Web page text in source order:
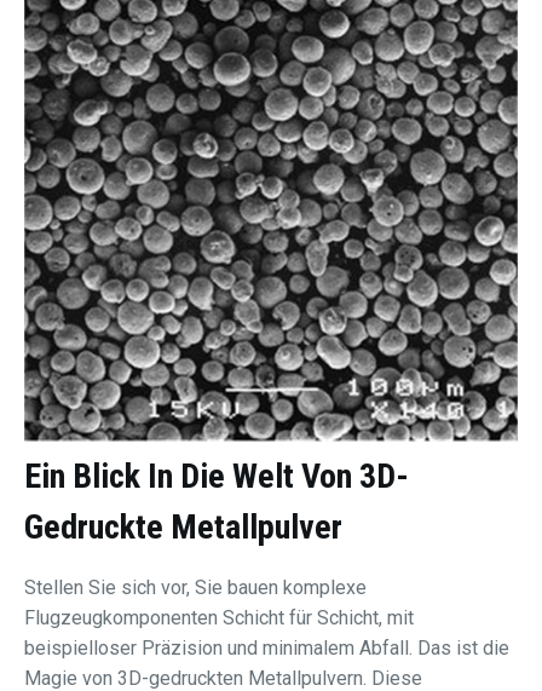
Ein Blick In Die Welt Von 3D-
Gedruckte Metallpulver
Stellen Sie sich vor, Sie bauen komplexe
Flugzeugkomponenten Schicht für Schicht, mit
beispielloser Präzision und minimalem Abfall. Das ist die
Magie von 3D-gedruckten Metallpulvern. Diese